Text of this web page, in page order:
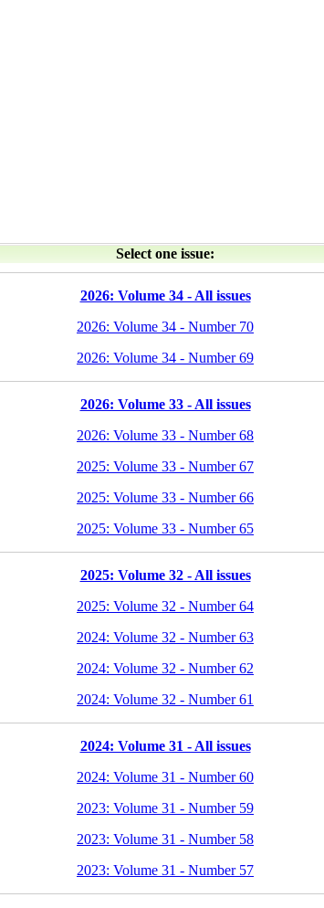
Select one issue:
2026: Volume 34 - All issues
2026: Volume 34 - Number 70
2026: Volume 34 - Number 69
2026: Volume 33 - All issues
2026: Volume 33 - Number 68
2025: Volume 33 - Number 67
2025: Volume 33 - Number 66
2025: Volume 33 - Number 65
2025: Volume 32 - All issues
2025: Volume 32 - Number 64
2024: Volume 32 - Number 63
2024: Volume 32 - Number 62
2024: Volume 32 - Number 61
2024: Volume 31 - All issues
2024: Volume 31 - Number 60
2023: Volume 31 - Number 59
2023: Volume 31 - Number 58
2023: Volume 31 - Number 57